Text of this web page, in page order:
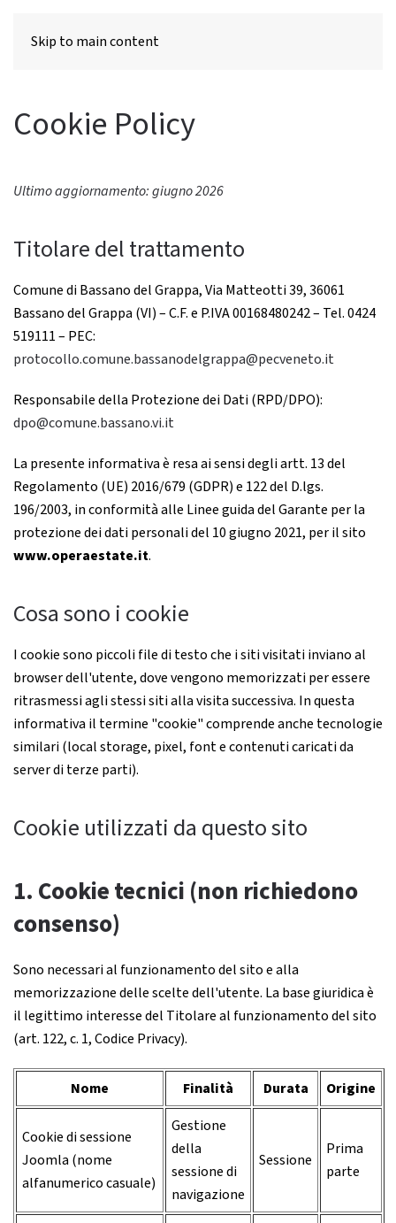
Skip to main content
Cookie Policy
Ultimo aggiornamento: giugno 2026
Titolare del trattamento
Comune di Bassano del Grappa, Via Matteotti 39, 36061
Bassano del Grappa (VI) – C.F. e P.IVA 00168480242 – Tel. 0424
519111 – PEC:
protocollo.comune.bassanodelgrappa@pecveneto.it
Responsabile della Protezione dei Dati (RPD/DPO):
dpo@comune.bassano.vi.it
La presente informativa è resa ai sensi degli artt. 13 del
Regolamento (UE) 2016/679 (GDPR) e 122 del D.lgs.
196/2003, in conformità alle Linee guida del Garante per la
protezione dei dati personali del 10 giugno 2021, per il sito
www.operaestate.it.
Cosa sono i cookie
I cookie sono piccoli file di testo che i siti visitati inviano al
browser dell'utente, dove vengono memorizzati per essere
ritrasmessi agli stessi siti alla visita successiva. In questa
informativa il termine "cookie" comprende anche tecnologie
similari (local storage, pixel, font e contenuti caricati da
server di terze parti).
Cookie utilizzati da questo sito
1. Cookie tecnici (non richiedono
consenso)
Sono necessari al funzionamento del sito e alla
memorizzazione delle scelte dell'utente. La base giuridica è
il legittimo interesse del Titolare al funzionamento del sito
(art. 122, c. 1, Codice Privacy).
Nome Finalità Durata Origine
Cookie di sessione
Joomla (nome
alfanumerico casuale)
Gestione
della
sessione di
navigazione
Sessione
Prima
parte